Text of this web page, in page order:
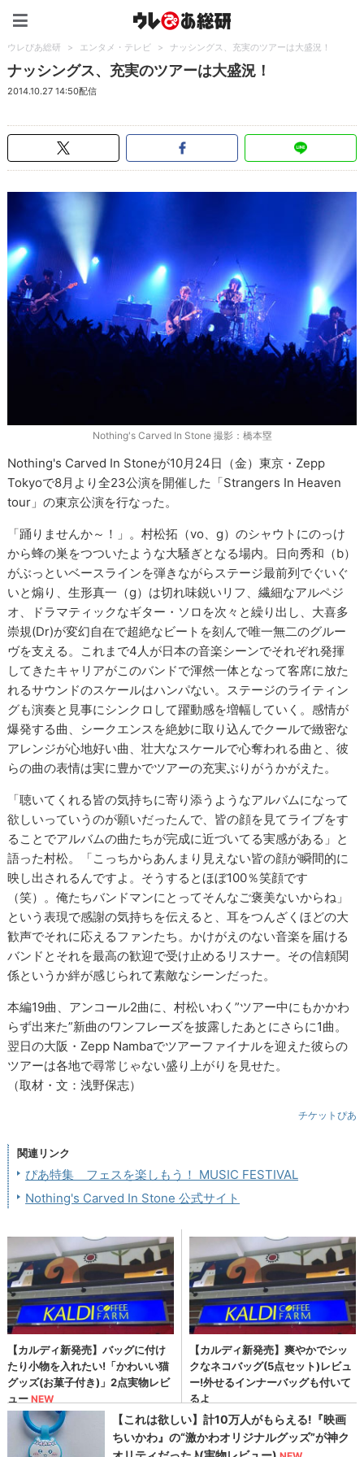
ウレぴあ総研 > エンタメ・テレビ > ナッシングス、充実のツアーは大盛況！
ナッシングス、充実のツアーは大盛況！
2014.10.27 14:50配信
Nothing's Carved In Stone 撮影：橋本塁
Nothing's Carved In Stoneが10月24日（金）東京・Zepp
Tokyoで8月より全23公演を開催した「Strangers In Heaven
tour」の東京公演を行なった。
「踊りませんか～！」。村松拓（vo、g）のシャウトにのっけ
から蜂の巣をつついたような大騒ぎとなる場内。日向秀和（b）
がぶっといベースラインを弾きながらステージ最前列でぐいぐ
いと煽り、生形真一（g）は切れ味鋭いリフ、繊細なアルペジ
オ、ドラマティックなギター・ソロを次々と繰り出し、大喜多
崇規(Dr)が変幻自在で超絶なビートを刻んで唯一無二のグルー
ヴを支える。これまで4人が日本の音楽シーンでそれぞれ発揮
してきたキャリアがこのバンドで渾然一体となって客席に放た
れるサウンドのスケールはハンパない。ステージのライティン
グも演奏と見事にシンクロして躍動感を増幅していく。感情が
爆発する曲、シークエンスを絶妙に取り込んでクールで緻密な
アレンジが心地好い曲、壮大なスケールで心奪われる曲と、彼
らの曲の表情は実に豊かでツアーの充実ぶりがうかがえた。
「聴いてくれる皆の気持ちに寄り添うようなアルバムになって
欲しいっていうのが願いだったんで、皆の顔を見てライブをす
ることでアルバムの曲たちが完成に近づいてる実感がある」と
語った村松。「こっちからあんまり見えない皆の顔が瞬間的に
映し出されるんですよ。そうするとほぼ100％笑顔です
（笑）。俺たちバンドマンにとってそんなご褒美ないからね」
という表現で感謝の気持ちを伝えると、耳をつんざくほどの大
歓声でそれに応えるファンたち。かけがえのない音楽を届ける
バンドとそれを最高の歓迎で受け止めるリスナー。その信頼関
係というか絆が感じられて素敵なシーンだった。
本編19曲、アンコール2曲に、村松いわく”ツアー中にもかかわ
らず出来た”新曲のワンフレーズを披露したあとにさらに1曲。
翌日の大阪・Zepp Nambaでツアーファイナルを迎えた彼らの
ツアーは各地で尋常じゃない盛り上がりを見せた。
（取材・文：浅野保志）
チケットぴあ
関連リンク
ぴあ特集 フェスを楽しもう！ MUSIC FESTIVAL
Nothing's Carved In Stone 公式サイト